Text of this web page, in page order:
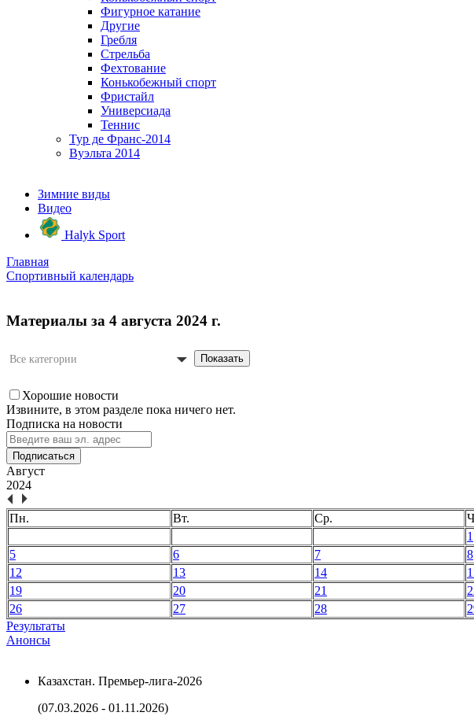
Фигурное катание
Другие
Гребля
Стрельба
Фехтование
Конькобежный спорт
Фристайл
Универсиада
Теннис
Тур де Франс-2014
Вуэльта 2014
Зимние виды
Видео
Halyk Sport
Главная
Спортивный календарь
Материалы за 4 августа 2024 г.
Все категории Показать
Хорошие новости
Извините, в этом разделе пока ничего нет.
Подписка на новости
Подписаться
Август
2024
Пн. Вт. Ср.
1
5
6 7 8
12
13 14
19
20 21
26
27 28
Результаты
Анонсы
Казахстан. Премьер-лига-2026
(07.03.2026 - 01.11.2026)